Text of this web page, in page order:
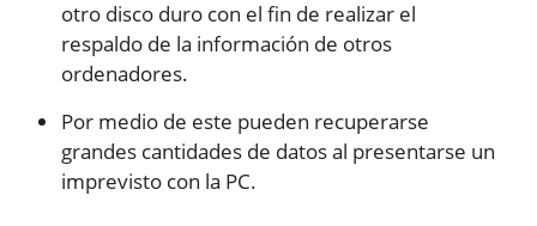
otro disco duro con el fin de realizar el
respaldo de la información de otros
ordenadores.
Por medio de este pueden recuperarse
grandes cantidades de datos al presentarse un
imprevisto con la PC.